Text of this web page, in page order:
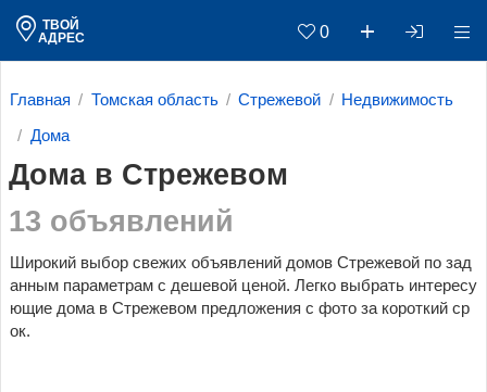
ТВОЙ
АДРЕС
0
Главная Томская область Стрежевой Недвижимость
Дома
Дома в Стрежевом
13 объявлений
Широкий выбор свежих объявлений домов Стрежевой по зад
анным параметрам c дешевой ценой. Легко выбрать интересу
ющие дома в Стрежевом предложения с фото за короткий ср
ок.